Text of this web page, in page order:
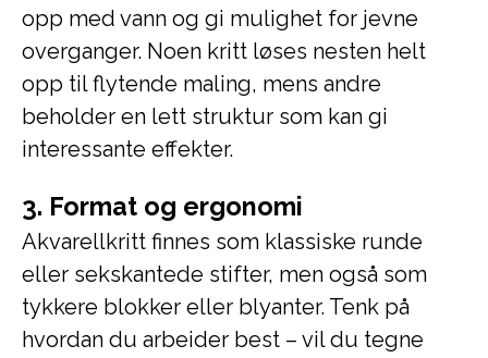
opp med vann og gi mulighet for jevne
overganger. Noen kritt løses nesten helt
opp til flytende maling, mens andre
beholder en lett struktur som kan gi
interessante effekter.
3. Format og ergonomi
Akvarellkritt finnes som klassiske runde
eller sekskantede stifter, men også som
tykkere blokker eller blyanter. Tenk på
hvordan du arbeider best – vil du tegne